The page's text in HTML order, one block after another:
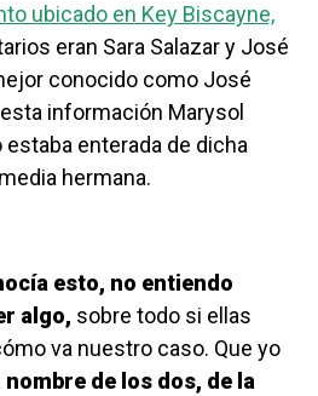
ubicado en Key Biscayne,
eran Sara Salazar y José
conocido como José
información Marysol
enterada de dicha
hermana.
esto, no entiendo
algo, sobre todo si ellas
va nuestro caso. Que yo
nombre de los dos, de la